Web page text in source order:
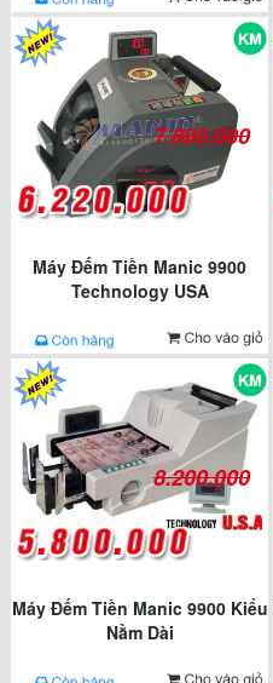
7.800.000
Máy Đếm Tiền Manic 9900
Technology USA
8.200.000
Máy Đếm Tiền Manic 9900 Kiểu
Nằm Dài